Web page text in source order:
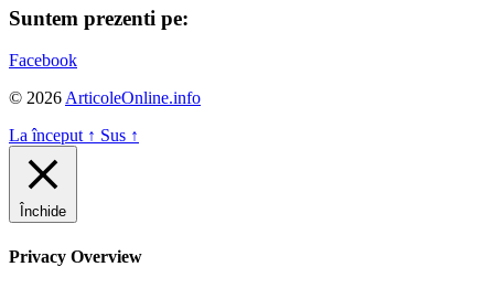
Suntem prezenti pe:
Facebook
© 2026 ArticoleOnline.info
La început ↑ Sus ↑
Închide
Privacy Overview